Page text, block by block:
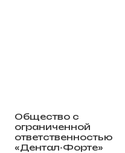
Общество с
ограниченной
ответственностью
«Дентал-Форте»